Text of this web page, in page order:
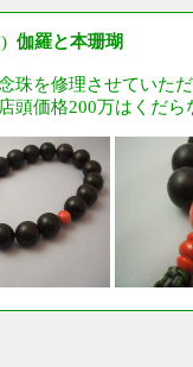
伽羅と本珊瑚
珠を修理させていた
頭価格200万はくだら